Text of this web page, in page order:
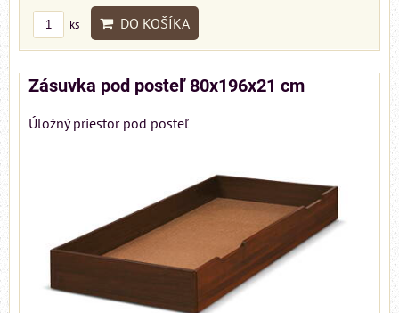
ks DO KOŠÍKA
Zásuvka pod posteľ 80x196x21 cm
Úložný priestor pod posteľ